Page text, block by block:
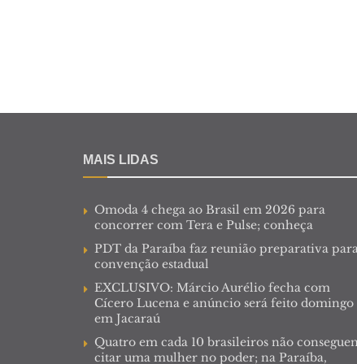
MAIS LIDAS
Omoda 4 chega ao Brasil em 2026 para
concorrer com Tera e Pulse; conheça
PDT da Paraíba faz reunião preparativa
convenção estadual
EXCLUSIVO: Márcio Aurélio fecha com
Cícero Lucena e anúncio será feito domingo
em Jacaraú
Quatro em cada 10 brasileiros não
citar uma mulher no poder; na Paraíba,